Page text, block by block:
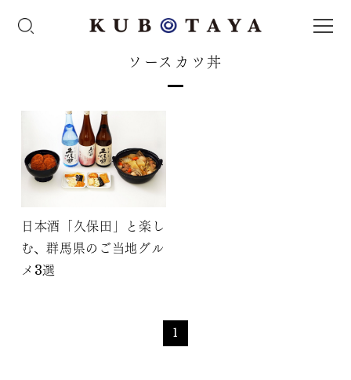
ソースカツ丼
日本酒「久保田」と楽し
む、群馬県のご当地グル
メ3選
1